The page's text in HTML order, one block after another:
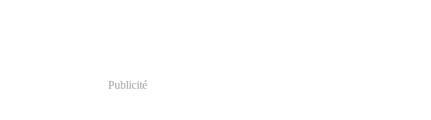
Publicité